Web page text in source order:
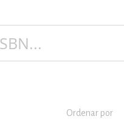
Ordenar por